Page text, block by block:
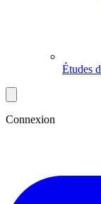
Études
Connexion